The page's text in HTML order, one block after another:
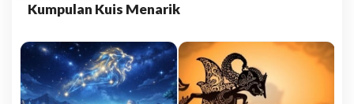
Kumpulan Kuis Menarik